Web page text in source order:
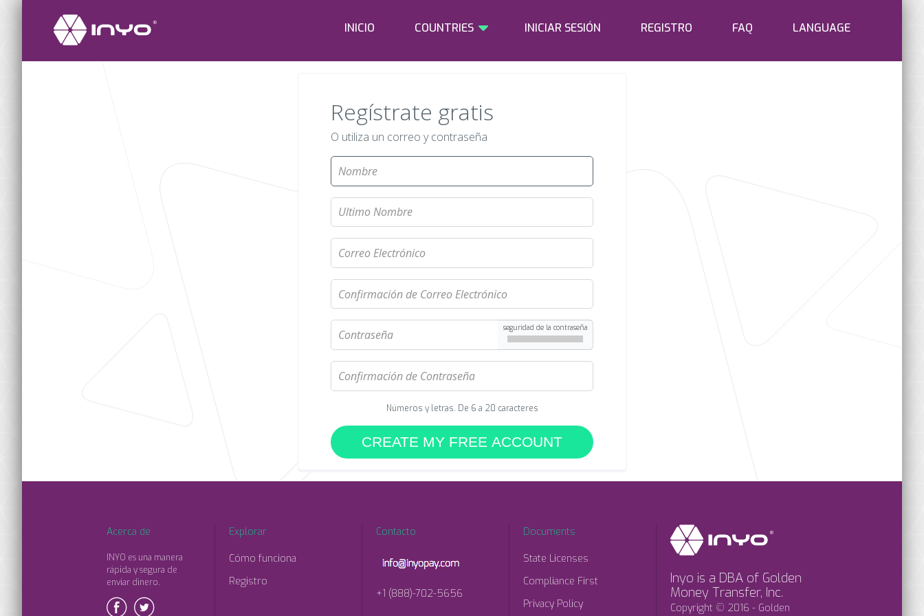
INICIO COUNTRIES INICIAR SESIÓN REGISTRO FAQ LANGUAGE
Regístrate gratis
O utiliza un correo y contraseña
seguridad de la contraseña
Números y letras. De 6 a 20 caracteres
CREATE MY FREE ACCOUNT
Acerca de
INYO es una manera
rápida y segura de
enviar dinero.
Explorar
Cómo funciona
Registro
Contacto
+1 (888)-702-5656
Documents
State Licenses
Compliance First
Privacy Policy
Inyo is a DBA of Golden
Money Transfer, Inc.
Copyright © 2016 - Golden